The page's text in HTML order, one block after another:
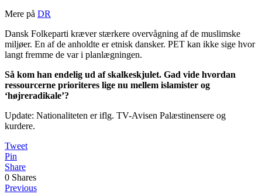
Mere på DR
Dansk Folkeparti kræver stærkere overvågning af de muslimske
miljøer. En af de anholdte er etnisk dansker. PET kan ikke sige hvor
langt fremme de var i planlægningen.
Så kom han endelig ud af skalkeskjulet. Gad vide hvordan
ressourcerne prioriteres lige nu mellem islamister og
‘højreradikale’?
Update: Nationaliteten er iflg. TV-Avisen Palæstinensere og
kurdere.
Tweet
Pin
Share
0 Shares
Previous